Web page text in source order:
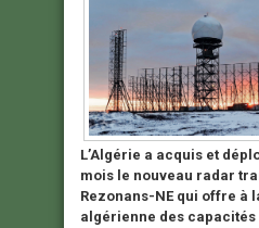
L’Algérie a acquis et
mois le nouveau radar
Rezonans-NE qui offre à
algérienne des